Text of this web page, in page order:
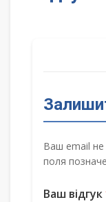
Ваш email не
поля
Ваш відгук